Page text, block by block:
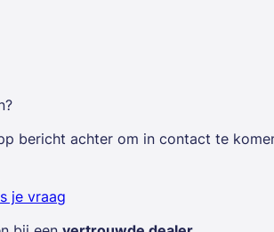
bericht achter om in contact te
je vraag